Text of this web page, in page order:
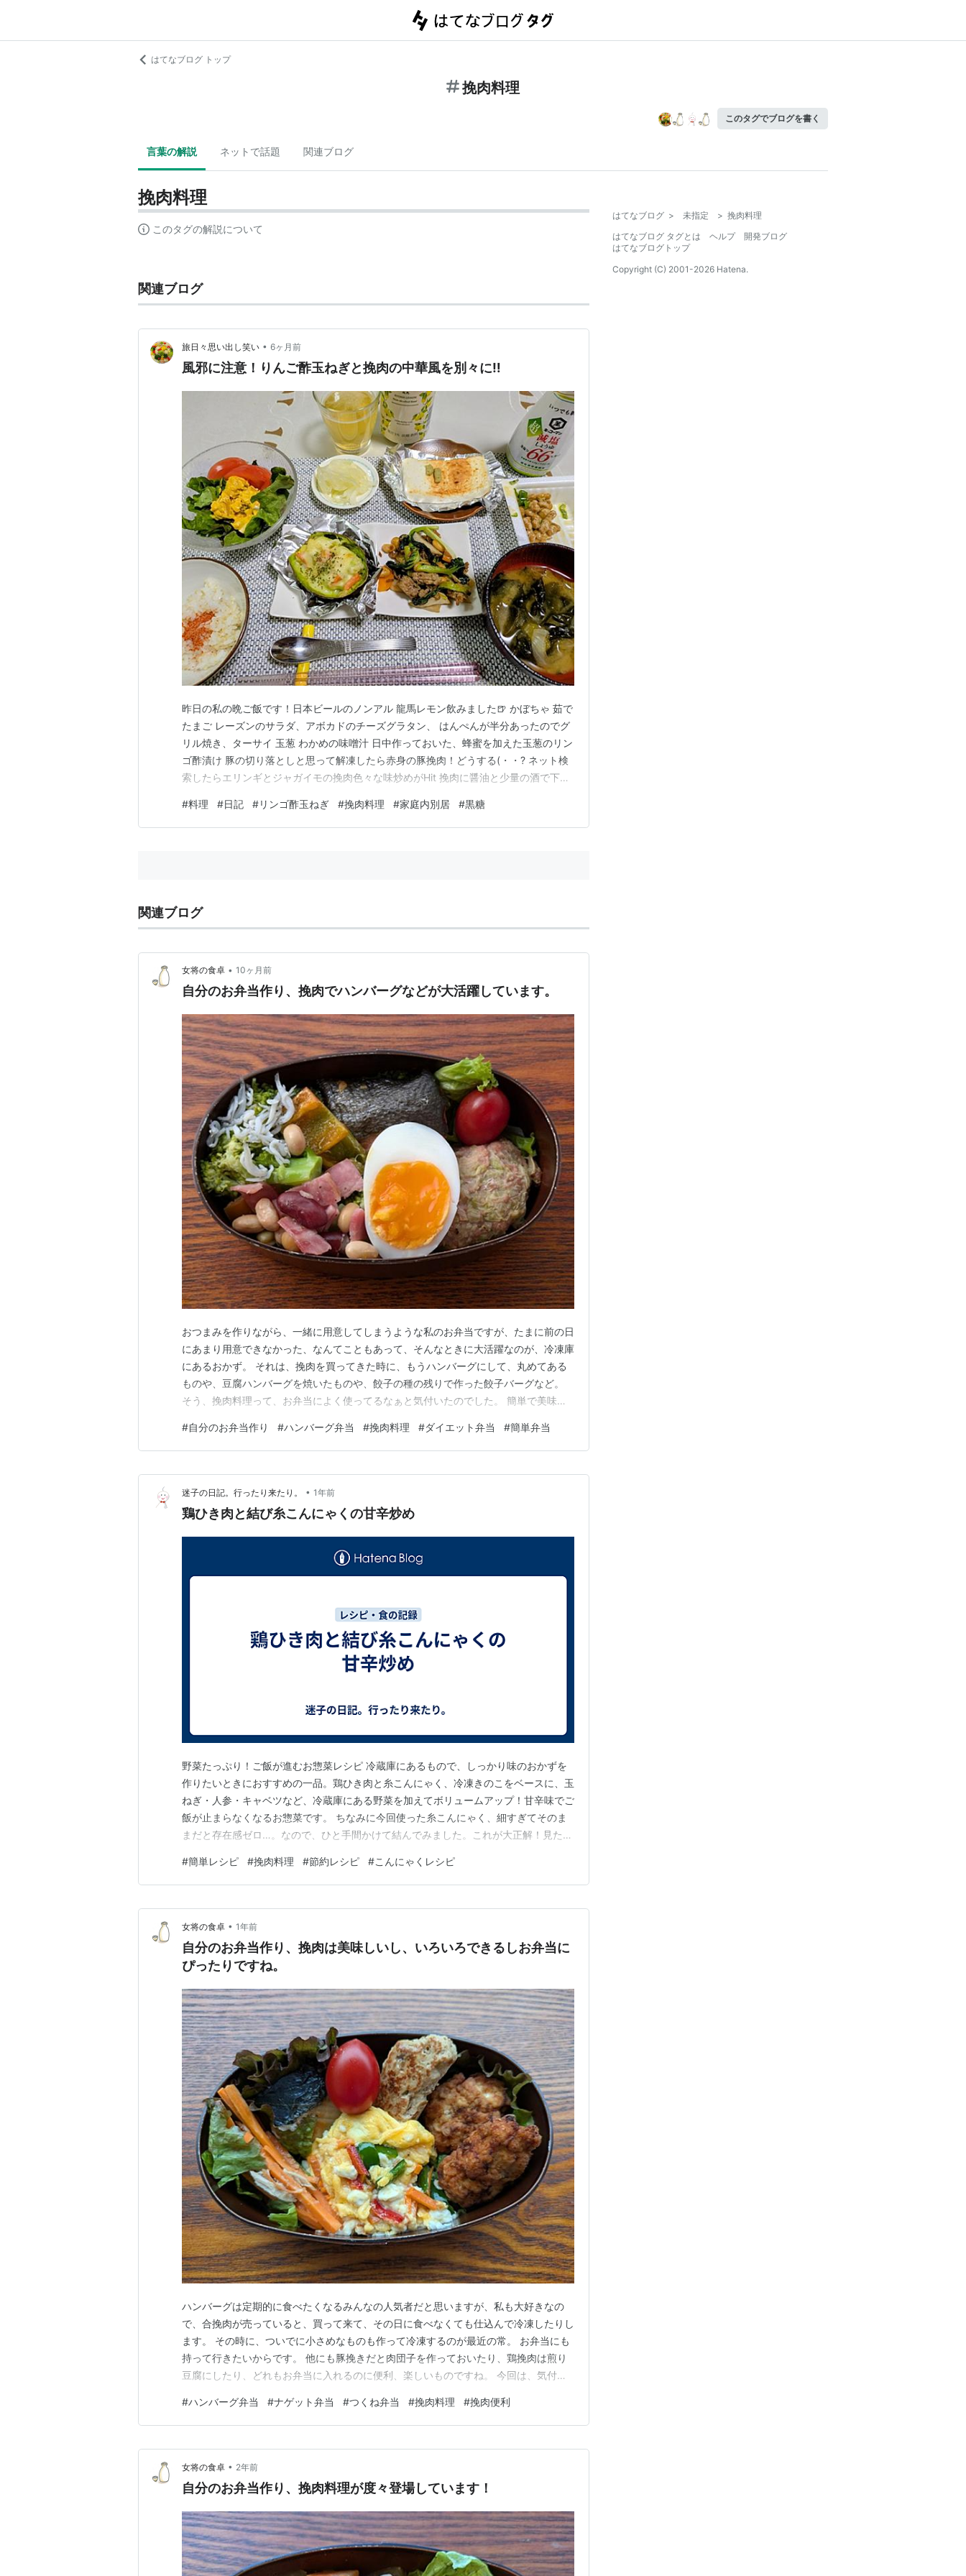
はてなブログ トップ
挽肉料理
このタグでブログを書く
言葉の解説 ネットで話題 関連ブログ
挽肉料理
このタグの解説について
関連ブログ
旅日々思い出し笑い • 6ヶ月前
風邪に注意！りんご酢玉ねぎと挽肉の中華風を別々に‼
昨日の私の晩ご飯です！日本ビールのノンアル 龍馬レモン飲みました🍺 かぼちゃ 茹で
たまご レーズンのサラダ、アボカドのチーズグラタン、 はんぺんが半分あったのでグ
リル焼き、ターサイ 玉葱 わかめの味噌汁 日中作っておいた、蜂蜜を加えた玉葱のリン
ゴ酢漬け 豚の切り落としと思って解凍したら赤身の豚挽肉！どうする(・・? ネット検
索したらエリンギとジャガイモの挽肉色々な味炒めがHit 挽肉に醤油と少量の酒で下味
とターサイも入れて火を通し、中華だし（味の素の丸鶏がらスープ）、 オイスターソ
ースで味付けし、最後に大豆を加え…
#料理 #日記 #リンゴ酢玉ねぎ #挽肉料理 #家庭内別居 #黒糖
関連ブログ
女将の食卓 • 10ヶ月前
自分のお弁当作り、挽肉でハンバーグなどが大活躍しています。
おつまみを作りながら、一緒に用意してしまうような私のお弁当ですが、たまに前の日
にあまり用意できなかった、なんてこともあって、そんなときに大活躍なのが、冷凍庫
にあるおかず。 それは、挽肉を買ってきた時に、もうハンバーグにして、丸めてある
ものや、豆腐ハンバーグを焼いたものや、餃子の種の残りで作った餃子バーグなど。
そう、挽肉料理って、お弁当によく使ってるなぁと気付いたのでした。 簡単で美味し
バーグ 豆腐ハンバーグ ハンバーグ弁当 麻婆茄子弁当 自分のお弁当作り、挽肉でハン
バーグなどが大活躍しています。 餃子バーグ 餃子…
#自分のお弁当作り #ハンバーグ弁当 #挽肉料理 #ダイエット弁当 #簡単弁当
迷子の日記。行ったり来たり。 • 1年前
鶏ひき肉と結び糸こんにゃくの甘辛炒め
野菜たっぷり！ご飯が進むお惣菜レシピ 冷蔵庫にあるもので、しっかり味のおかずを
作りたいときにおすすめの一品。鶏ひき肉と糸こんにゃく、冷凍きのこをベースに、玉
ねぎ・人参・キャベツなど、冷蔵庫にある野菜を加えてボリュームアップ！甘辛味でご
飯が止まらなくなるお惣菜です。 ちなみに今回使った糸こんにゃく、細すぎてそのま
まだと存在感ゼロ…。なので、ひと手間かけて結んでみました。これが大正解！見た目
ひき肉：100g 糸こんにゃく：1袋（約200g）※細い場合は結ぶのがおすすめ 冷凍きの
こミックス：100g 玉ねぎ：1/2個（…
#簡単レシピ #挽肉料理 #節約レシピ #こんにゃくレシピ
女将の食卓 • 1年前
自分のお弁当作り、挽肉は美味しいし、いろいろできるしお弁当に
ぴったりですね。
ハンバーグは定期的に食べたくなるみんなの人気者だと思いますが、私も大好きなの
で、合挽肉が売っていると、買って来て、その日に食べなくても仕込んで冷凍したりし
ます。 その時に、ついでに小さめなものも作って冷凍するのが最近の常。 お弁当にも
持って行きたいからです。 他にも豚挽きだと肉団子を作っておいたり、鶏挽肉は煎り
豆腐にしたり、どれもお弁当に入れるのに便利、楽しいものですね。 今回は、気付い
しいお弁当でした。 自分のお弁当作り、挽肉は美味しいし、いろいろできるしお弁当
にぴったりですね。 つくねとナゲット弁当 ピーマンの肉…
#ハンバーグ弁当 #ナゲット弁当 #つくね弁当 #挽肉料理 #挽肉便利
女将の食卓 • 2年前
自分のお弁当作り、挽肉料理が度々登場しています！
はてなブログ > 未指定 > 挽肉料理
はてなブログ タグとは
ヘルプ
開発ブログ
はてなブログトップ
Copyright (C) 2001-2026 Hatena.